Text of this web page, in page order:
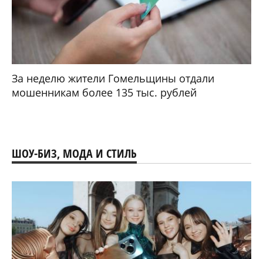
За неделю жители Гомельщины отдали
мошенникам более 135 тыс. рублей
ШОУ-БИЗ, МОДА И СТИЛЬ